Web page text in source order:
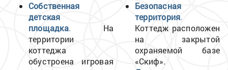
Собственная
детская
площадка.
На
территории
коттеджа
обустроена игровая
Безопасная
территория.
Коттедж расположен
на закрытой
охраняемой базе
«Скиф».